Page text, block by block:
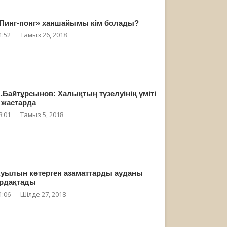
понг» ханшайымы кім болады?
Тамыз 26, 2018
Халықтың түзелуінің үміті
жастарда
Тамыз 5, 2018
көтерген азаматтарды ауданы
Шілде 27, 2018